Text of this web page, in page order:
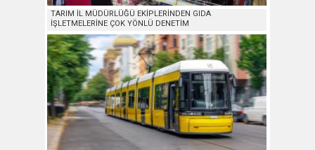
TARIM İL MÜDÜRLÜĞÜ EKİPLERİNDEN GIDA
İŞLETMELERİNE ÇOK YÖNLÜ DENETİM